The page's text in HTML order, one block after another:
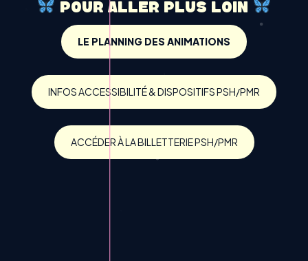
POUR ALLER PLUS LOIN
LE PLANNING DES ANIMATIONS
INFOS ACCESSIBILITÉ & DISPOSITIFS PSH/PMR
ACCÉDER À LA BILLETTERIE PSH/PMR